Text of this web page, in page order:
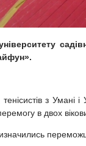
з
в двох